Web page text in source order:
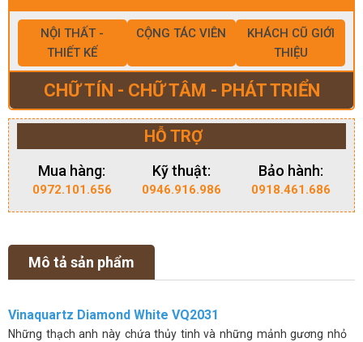
NỘI THẤT -
THIẾT KẾ
CỘNG TÁC VIÊN
KHÁCH CŨ GIỚI
THIỆU
CHỮ TÍN - CHỮ TÂM - PHÁT TRIỂN
HỖ TRỢ
Mua hàng:
0972.101.656
Kỹ thuật:
0946.916.986
Bảo hành:
0918.461.686
Mô tả sản phẩm
Vinaquartz Diamond White VQ2031
Những thạch anh này chứa thủy tinh và những mảnh gương nhỏ